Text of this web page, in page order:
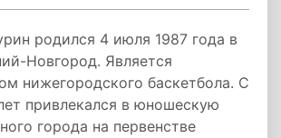
родился 4 июля 1987 года в
Новгород. Является
нижегородского баскетбола. С
привлекался в юношескую
города на первенстве